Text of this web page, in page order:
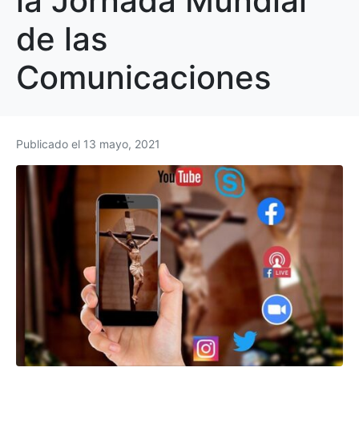
de las
Comunicaciones
Publicado el 13 mayo, 2021